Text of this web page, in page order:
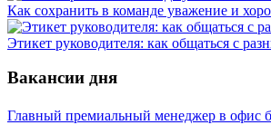
Как сохранить в команде уважение и
Этикет руководителя: как общаться с
Вакансии дня
Главный премиальный менеджер в офис